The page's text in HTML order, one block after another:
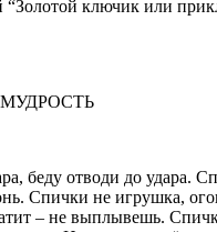
“Золотой ключик или
беду отводи до удара.
Спички не игрушка,
– не выплывешь.